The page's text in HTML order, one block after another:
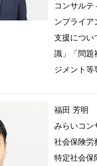
コンサル
ンプライ
支援につい
識」「問題
ジメント等
福田 芳明
みらいコン
社会保険労
特定社会保